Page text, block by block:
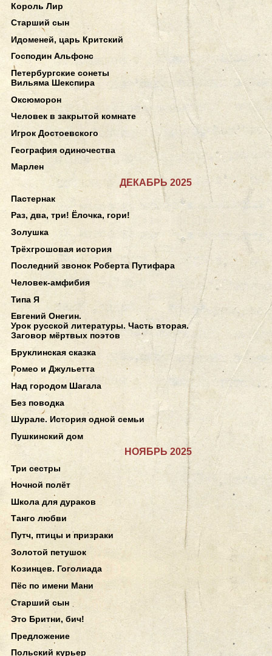
Король Лир
Старший сын
Идоменей, царь Критский
Господин Альфонс
Петербургские сонеты
Вильяма Шекспира
Оксюморон
Человек в закрытой комнате
Игрок Достоевского
География одиночества
Марлен
ДЕКАБРЬ 2025
Пастернак
Раз, два, три! Ёлочка, гори!
Золушка
Трёхгрошовая история
Последний звонок Роберта Путифара
Человек-амфибия
Типа Я
Евгений Онегин.
Урок русской литературы. Часть вторая.
Заговор мёртвых поэтов
Бруклинская сказка
Ромео и Джульетта
Над городом Шагала
Без поводка
Шурале. История одной семьи
Пушкинский дом
НОЯБРЬ 2025
Три сестры
Ночной полёт
Школа для дураков
Танго любви
Путч, птицы и призраки
Золотой петушок
Козинцев. Гоголиада
Пёс по имени Мани
Старший сын
Это Бритни, бич!
Предложение
Польский курьер